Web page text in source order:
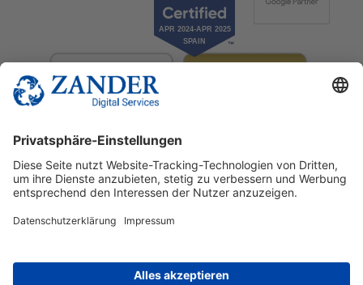
© 2025 Zander Digital Services Deutschland GmbH